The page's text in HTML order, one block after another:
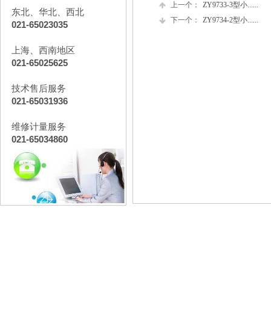
上一个：
ZY9733-3型小......
下一个：
ZY9734-2型小......
东北、华北、西北
021-65023035
上海、西南地区
021-65025625
技术售后服务
021-65031936
维修计量服务
021-65034860